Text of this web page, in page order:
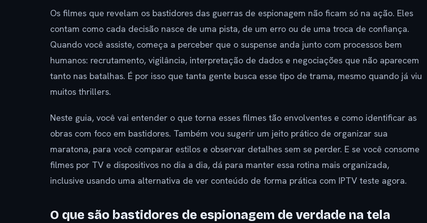
Os filmes que revelam os bastidores das guerras de espionagem não ficam só na ação. Eles
contam como cada decisão nasce de uma pista, de um erro ou de uma troca de confiança.
Quando você assiste, começa a perceber que o suspense anda junto com processos bem
humanos: recrutamento, vigilância, interpretação de dados e negociações que não aparecem
tanto nas batalhas. É por isso que tanta gente busca esse tipo de trama, mesmo quando já viu
muitos thrillers.
Neste guia, você vai entender o que torna esses filmes tão envolventes e como identificar as
obras com foco em bastidores. Também vou sugerir um jeito prático de organizar sua
maratona, para você comparar estilos e observar detalhes sem se perder. E se você consome
filmes por TV e dispositivos no dia a dia, dá para manter essa rotina mais organizada,
inclusive usando uma alternativa de ver conteúdo de forma prática com IPTV teste agora.
O que são bastidores de espionagem de verdade na tela